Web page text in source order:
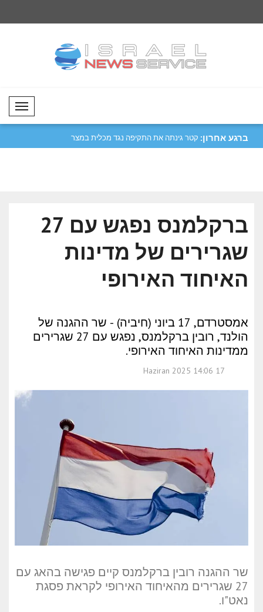
Mobil Menü
ברגע אחרון: מטסולה: נעביר את התרבות והמסורות נגד מכלית
ברקלמנס נפגש עם 27
שגרירים של מדינות
האיחוד האירופי
אמסטרדם, 17 ביוני (חיביה) - שר ההגנה של
הולנד, רובין ברקלמנס, נפגש עם 27 שגרירים
ממדינות האיחוד האירופי.
17 Haziran 2025 14:06
שר ההגנה רובין ברקלמנס קיים פגישה בהאג עם
27 שגרירים מהאיחוד האירופי לקראת פסגת
נאט"ו.